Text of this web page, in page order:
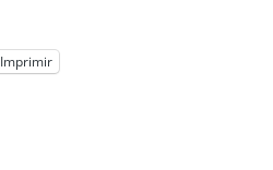
Imprimir